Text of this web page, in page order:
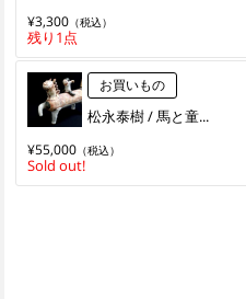
¥3,300 （税込）
残り1点
お買いもの
松永泰樹 / 馬と童...
¥55,000 （税込）
Sold out!